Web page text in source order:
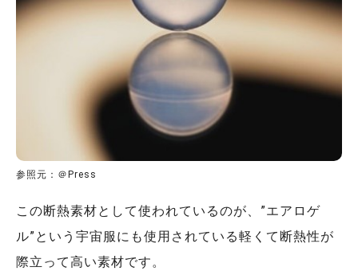
参照元：＠Press
この断熱素材として使われているのが、”エアロゲ
ル”という宇宙服にも使用されている軽くて断熱性が
際立って高い素材です。